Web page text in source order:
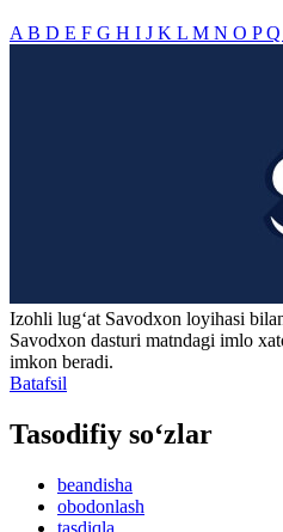
A B D E F G H I J K L M N O PQ
Izohli lugʻat Savodxon loyihasi
Savodxon dasturi matndagi imlo
imkon beradi.
Batafsil
Tasodifiy so‘zlar
beandisha
obodonlash
tasdiqla